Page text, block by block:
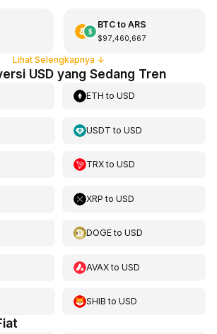
BTCto ARS
$97,460,667
Lihat Selengkapnya ↓
USD yang Sedang Tren
ETH toUSD
USDT toUSD
TRXtoUSD
XRP toUSD
DOGEtoUSD
AVAXtoUSD
SHIB toUSD